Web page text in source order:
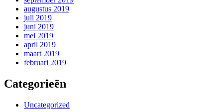
augustus 2019
juli 2019
juni 2019
mei 2019
april 2019
maart 2019
februari 2019
Categorieën
Uncategorized